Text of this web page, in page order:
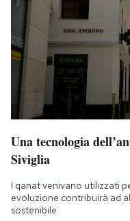
Una tecnologia
Siviglia
I qanat venivano utilizzati
evoluzione contribuirà ad
sostenibile